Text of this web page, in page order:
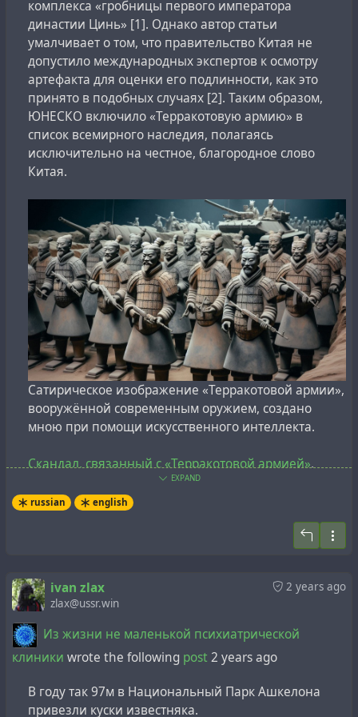
liberation of Auschwitz was fakebecause the army had
no cameras at the liberation, there was a lot of snow in
those days, and there is no snow on the documentary
footage of the liberation of the camp.
Несмотря на то, что это заявление Евы Шлосс в
некоторых странах могло бы расцениваться, как
ревизионизм холокоста,документы из Освенцима
хранившиеся в Центральном государственном особом
архиве СССР,
За пять лет существования системы трудовых
лагерей Освенцима, в них умерло всего около 70
тысяч (точнее — 73 137) человек всех
национальностей, из которых 38 031— евреи. Это в
пределах естественной смертности города с
населением около 1 млн. человек.
комплекса «гробницы первого императора
династии Цинь» [1]. Однако автор статьи
умалчивает о том, что правительство Китая не
допустило международных экспертов к осмотру
артефакта для оценки его подлинности, как это
принято в подобных случаях [2]. Таким образом,
ЮНЕСКО включило «Терракотовую армию» в
список всемирного наследия, полагаясь
исключительно на честное, благородное слово
Китая.
Сатирическое изображение «Терракотовой армии»,
вооружённой современным оружием, создано
мною при помощи искусственного интеллекта.
Скандал, связанный с «Терракотовой армией»,
произошёл в 2007 году на выставке китайских
терракотовых воинов в Гамбурге. Специалисты
Музея Гамбурга обнаружили, что терракотовые
«преступлением десятилетия в сфере искусства».
Государственное управление Китая по культурным
артефактам пыталось оправдаться тем, что по
ошибке отправило в Германию не оригинальные
экспонаты, а нелегальные копии. [3]
Следующий удар по «Терракотовой армии» нанес
французский китаевед Жан Леви. В своей книге
EXPAND
russian english
2 years ago
ivan zlax
zlax@ussr.win
Из жизни не маленькой психиатрической
клиники wrote the following post 2 years ago
В году так 97м в Национальный Парк Ашкелона
привезли куски известняка.